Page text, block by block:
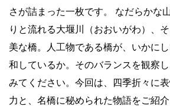
さが詰まった一枚です。 なだらかな
りと流れる大堰川（おおいがわ）、
美な橋。人工物である橋が、いかに
和しているか。そのバランスを観察
みてください。今回は、四季折々に
力と、名橋に秘められた物語をご紹介